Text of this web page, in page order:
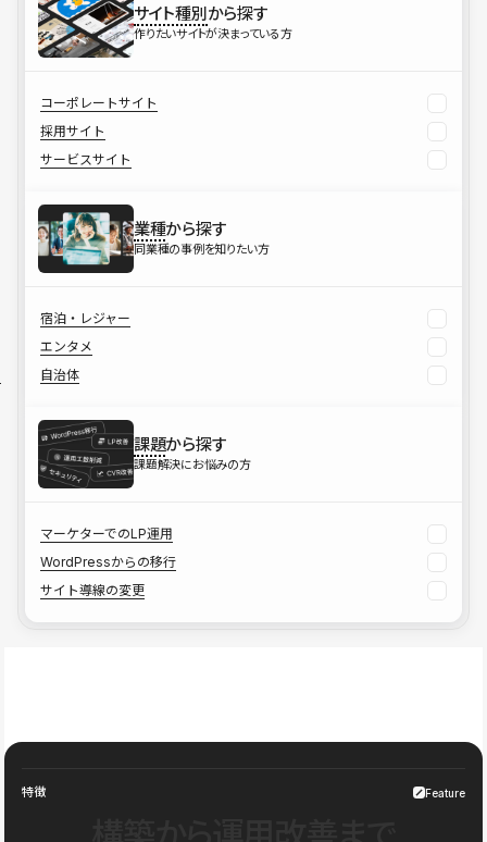
サイト種別から探す
作りたいサイトが決まっている方
コーポレートサイト
採用サイト
サービスサイト
業種から探す
同業種の事例を知りたい方
宿泊・レジャー
エンタメ
自治体
課題から探す
課題解決にお悩みの方
マーケターでのLP運用
WordPressからの移行
サイト導線の変更
特徴 Feature